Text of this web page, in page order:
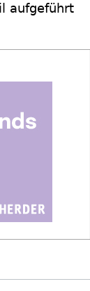
aufgeführt